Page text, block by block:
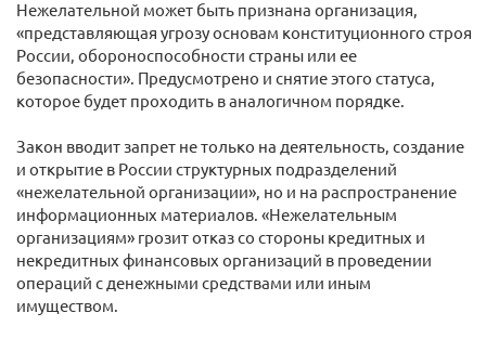
Нежелательной может быть признана организация,
«представляющая угрозу основам конституционного строя
России, обороноспособности страны или ее
безопасности». Предусмотрено и снятие этого статуса,
которое будет проходить в аналогичном порядке.
Закон вводит запрет не только на деятельность, создание
и открытие в России структурных подразделений
«нежелательной организации», но и на распространение
информационных материалов. «Нежелательным
организациям» грозит отказ со стороны кредитных и
некредитных финансовых организаций в проведении
операций с денежными средствами или иным
имуществом.